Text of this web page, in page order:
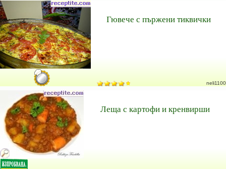
Гювече с пържени тиквички
neli1100
Леща с картофи и кренвирши